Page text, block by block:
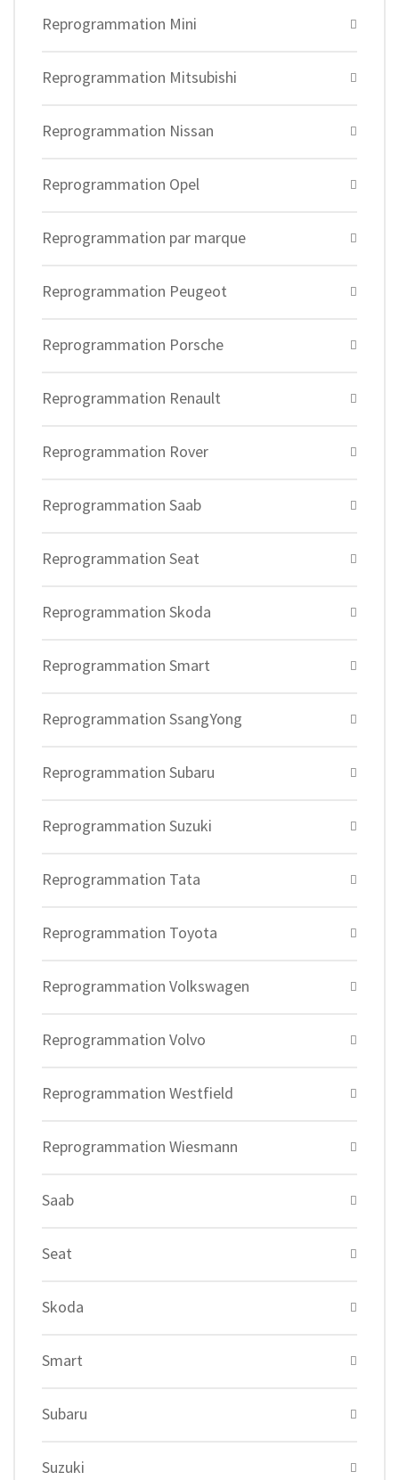
Reprogrammation Mini
Reprogrammation Mitsubishi
Reprogrammation Nissan
Reprogrammation Opel
Reprogrammation par marque
Reprogrammation Peugeot
Reprogrammation Porsche
Reprogrammation Renault
Reprogrammation Rover
Reprogrammation Saab
Reprogrammation Seat
Reprogrammation Skoda
Reprogrammation Smart
Reprogrammation SsangYong
Reprogrammation Subaru
Reprogrammation Suzuki
Reprogrammation Tata
Reprogrammation Toyota
Reprogrammation Volkswagen
Reprogrammation Volvo
Reprogrammation Westfield
Reprogrammation Wiesmann
Saab
Seat
Skoda
Smart
Subaru
Suzuki